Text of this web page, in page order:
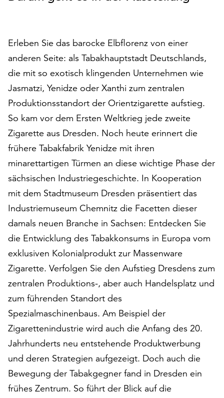
um
alle
Cookies
zu
akzeptieren.
Sie
können
Einverständnis
jederzeit
ändern
und
widerrufen.
Dafür
steht
Ihnen
am
Ende
der
Seite
die
Schaltfläche
„Cookie-
Einstellungen“
zur
Verfügung.
Funktionale
Cookies
werden
auch
ohne
Erleben Sie das barocke Elbflorenz von einer
anderen Seite: als Tabakhauptstadt Deutschlands,
die mit so exotisch klingenden Unternehmen wie
Jasmatzi, Yenidze oder Xanthi zum zentralen
Produktionsstandort der Orientzigarette aufstieg.
So kam vor dem Ersten Weltkrieg jede zweite
Zigarette aus Dresden. Noch heute erinnert die
frühere Tabakfabrik Yenidze mit ihren
minarettartigen Türmen an diese wichtige Phase der
sächsischen Industriegeschichte. In Kooperation
mit dem Stadtmuseum Dresden präsentiert das
Industriemuseum Chemnitz die Facetten dieser
damals neuen Branche in Sachsen: Entdecken Sie
die Entwicklung des Tabakkonsums in Europa vom
exklusiven Kolonialprodukt zur Massenware
Zigarette. Verfolgen Sie den Aufstieg Dresdens zum
zentralen Produktions-, aber auch Handelsplatz und
zum führenden Standort des
Spezialmaschinenbaus. Am Beispiel der
Zigarettenindustrie wird auch die Anfang des 20.
Jahrhunderts neu entstehende Produktwerbung
und deren Strategien aufgezeigt. Doch auch die
Bewegung der Tabakgegner fand in Dresden ein
frühes Zentrum. So führt der Blick auf die